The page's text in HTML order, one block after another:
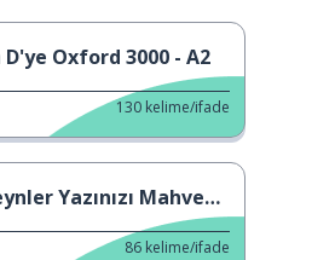
D'ye Oxford 3000 - A2
130 kelime/ifade
Yazınızı Mahvederse
86 kelime/ifade